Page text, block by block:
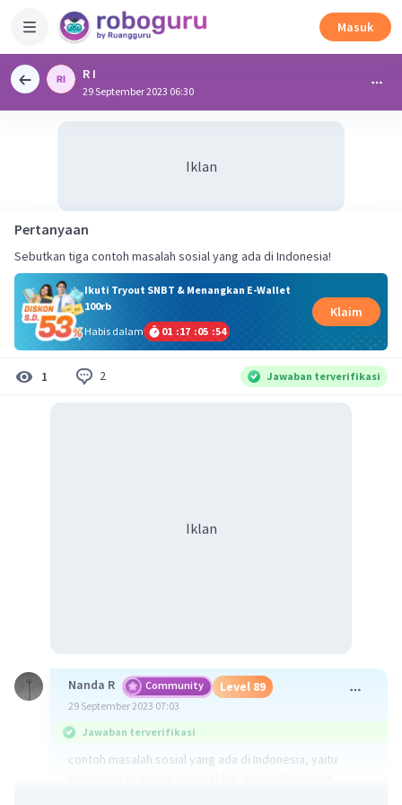
Masuk
R I
29 September 2023 06:30
Iklan
Pertanyaan
Sebutkan tiga contoh masalah sosial yang ada di Indonesia!
Ikuti Tryout SNBT & Menangkan E-Wallet
100rb
Habis dalam
01 :17 :05 :54
Klaim
1 2 Jawaban terverifikasi
Iklan
Nanda R Community Level 89
29 September 2023 07:03
Jawaban terverifikasi
contoh masalah sosial yang ada di Indonesia, yaitu